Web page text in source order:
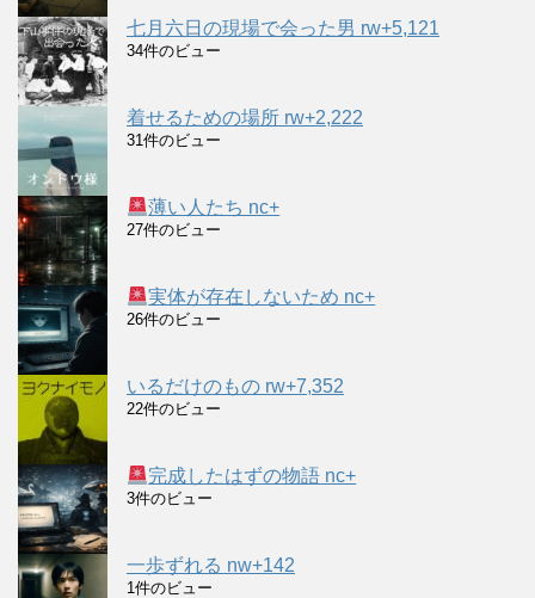
七月六日の現場で会った男 rw+5,121
34件のビュー
着せるための場所 rw+2,222
31件のビュー
薄い人たち nc+
27件のビュー
実体が存在しないため nc+
26件のビュー
いるだけのもの rw+7,352
22件のビュー
完成したはずの物語 nc+
3件のビュー
一歩ずれる nw+142
1件のビュー